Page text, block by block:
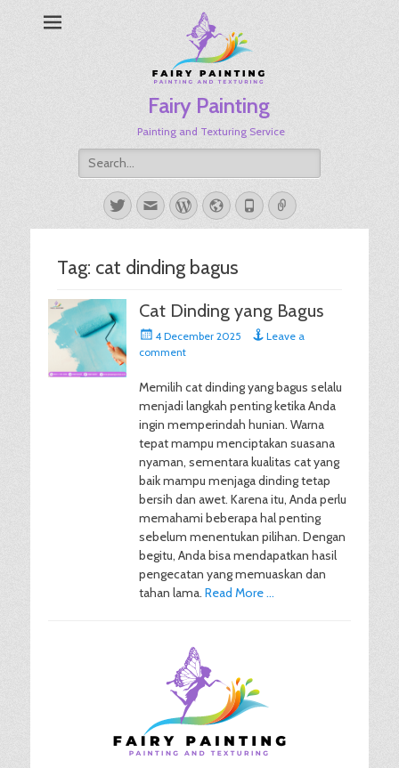
Fairy Painting
Painting and Texturing Service
Search
for:
TwitterEmailWordPress
Website
PhoneLink
Tag: cat dinding bagus
Cat Dinding yang Bagus
Posted
on
4 December 2025
Leave a
comment
Memilih cat dinding yang bagus selalu
menjadi langkah penting ketika Anda
ingin memperindah hunian. Warna
tepat mampu menciptakan suasana
nyaman, sementara kualitas cat yang
baik mampu menjaga dinding tetap
bersih dan awet. Karena itu, Anda perlu
memahami beberapa hal penting
sebelum menentukan pilihan. Dengan
begitu, Anda bisa mendapatkan hasil
pengecatan yang memuaskan dan
tahan lama. Read More …